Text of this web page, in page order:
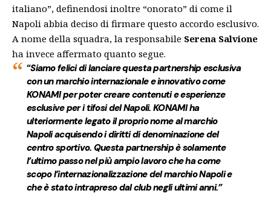
italiano”, definendosi inoltre “onorato” di come il
Napoli abbia deciso di firmare questo accordo esclusivo.
A nome della squadra, la responsabile Serena Salvione
ha invece affermato quanto segue.
“Siamo felici di lanciare questa partnership esclusiva
con un marchio internazionale e innovativo come
KONAMI per poter creare contenuti e esperienze
esclusive per i tifosi del Napoli. KONAMI ha
ulteriormente legato il proprio nome al marchio
Napoli acquisendo i diritti di denominazione del
centro sportivo. Questa partnership è solamente
l’ultimo passo nel più ampio lavoro che ha come
scopo l’internazionalizzazione del marchio Napoli e
che è stato intrapreso dal club negli ultimi anni.”